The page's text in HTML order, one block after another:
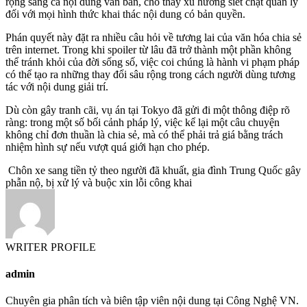
đối với mọi hình thức khai thác nội dung có bản quyền.
Phán quyết này đặt ra nhiều câu hỏi về tương lai của văn hóa chia sẻ
trên internet. Trong khi spoiler từ lâu đã trở thành một phần không
thể tránh khỏi của đời sống số, việc coi chúng là hành vi phạm pháp
có thể tạo ra những thay đổi sâu rộng trong cách người dùng tương
tác với nội dung giải trí.
Dù còn gây tranh cãi, vụ án tại Tokyo đã gửi đi một thông điệp rõ
ràng: trong một số bối cảnh pháp lý, việc kể lại một câu chuyện
không chỉ đơn thuần là chia sẻ, mà có thể phải trả giá bằng trách
nhiệm hình sự nếu vượt quá giới hạn cho phép.
Chôn xe sang tiền tỷ theo người đã khuất, gia đình Trung Quốc gây
phẫn nộ, bị xử lý và buộc xin lỗi công khai
WRITER PROFILE
admin
Chuyên gia phân tích và biên tập viên nội dung tại Công Nghệ VN.